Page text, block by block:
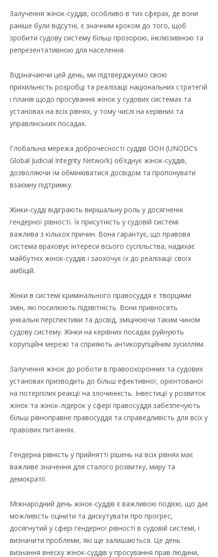
Залучення жінок-суддів, особливо в тих сферах, де вони
раніше були відсутні, є значним кроком до того, щоб
зробити судову систему більш прозорою, інклюзивною та
репрезентативною для населення.
Відзначаючи цей день, ми підтверджуємо свою
прихильність розробці та реалізації національних стратегій
і планів щодо просування жінок у судових системах та
установах на всіх рівнях, у тому числі на керівних та
управлінських посадах.
Глобальна мережа доброчесності суддів ООН (UNODC’s
Global Judicial Integrity Network) об’єднує жінок-суддів,
дозволяючи їм обмінюватися досвідом та пропонувати
взаємну підтримку.
Жінки-судді відіграють вирішальну роль у досягненні
гендерної рівності. Їх присутність у судовій системі
важлива з кількох причин. Вона гарантує, що правова
система враховує інтереси всього суспільства, надихає
майбутніх жінок-суддів і заохочує їх до реалізації своїх
амбіцій.
Жінки в системі кримінального правосуддя є творцями
змін, які посилюють підзвітність. Вони привносять
унікальні перспективи та досвід, зміцнюючи таким чином
судову систему. Жінки на керівних посадах руйнують
корупційні мережі та сприяють антикорупційним зусиллям.
Залучення жінок до роботи в правоохоронних та судових
установах призводить до більш ефективної, орієнтованої
на потерпілих реакції на злочинність. Інвестиції у розвиток
жінок та жінок-лідерок у сфері правосуддя забезпечують
більш рівноправне правосуддя та справедливість для всіх у
правових питаннях.
Гендерна рівність у прийнятті рішень на всіх рівнях має
важливе значення для сталого розвитку, миру та
демократії.
Міжнародний день жінок-суддів є важливою подією, що дає
можливість оцінити та дискутувати про прогрес,
досягнутий у сфері гендерної рівності в судовій системі, і
визначити проблеми, які ще залишаються. Це день
визнання внеску жінок-суддів у просування прав людини,